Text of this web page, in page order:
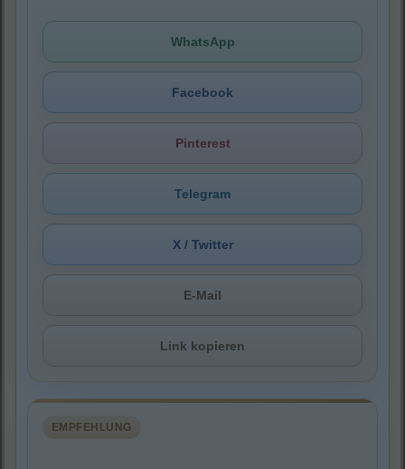
WhatsApp
Facebook
Pinterest
Telegram
X / Twitter
E-Mail
Link kopieren
EMPFEHLUNG